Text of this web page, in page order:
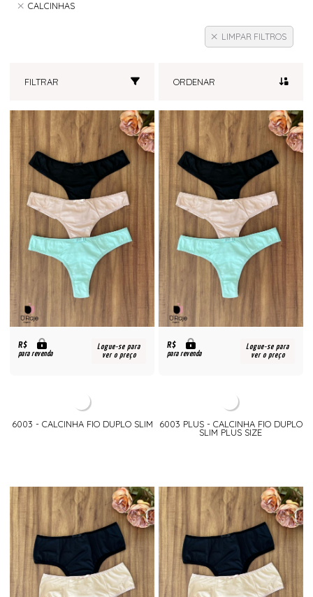
CALCINHAS
LIMPAR FILTROS
FILTRAR ORDENAR
R$
para revenda
Logue-se para
ver o preço
6003 - CALCINHA FIO DUPLO SLIM
R$
para revenda
Logue-se para
ver o preço
6003 PLUS - CALCINHA FIO DUPLO
SLIM PLUS SIZE